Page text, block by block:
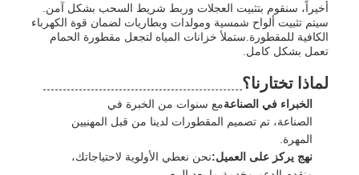
أخيراً، سنقوم بتثبيت العجلات وربط شريط السحب بشكل آمن.
سيتم تثبيت ألواح شمسية ومولدات وبطاريات لضمان قوة الكهرباء
الكافية للمقطورة.ستملأ خزانات المياه لتجعل مقطورة الحمام
تعمل بشكل كامل.
لماذا تختارنا؟
الخبراء في الصناعةمع سنوات من الخبرة في
الصناعة، تم تصميم المقطورات لدينا من قبل المهنيين
المهرة.
نهج يركز على العميل:نحن نعطي الأولوية لاحتياجاتك،